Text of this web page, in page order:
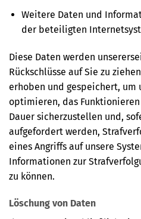
Weitere Daten und
der beteiligten
Diese Daten werden
Rückschlüsse auf Sie zu
erhoben und gespeichert, um
optimieren, das
Dauer sicherzustellen und,
aufgefordert werden,
eines Angriffs auf unsere
Informationen zur
zu können.
Löschung von Daten